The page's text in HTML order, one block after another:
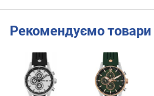
Рекомендуємо товари